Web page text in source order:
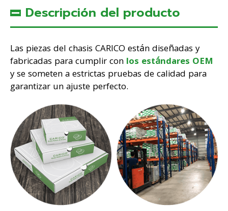
Descripción del producto
Las piezas del chasis CARICO están diseñadas y
fabricadas para cumplir con los estándares OEM
y se someten a estrictas pruebas de calidad para
garantizar un ajuste perfecto.